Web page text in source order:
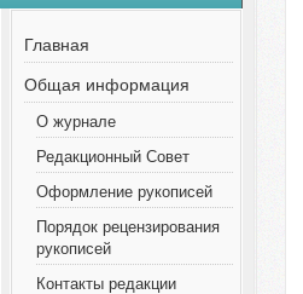
Русский
Калинина Клавдия Владимировна
Главная
Общая информация
О журнале
Редакционный Совет
Оформление рукописей
Порядок рецензирования
рукописей
Контакты редакции